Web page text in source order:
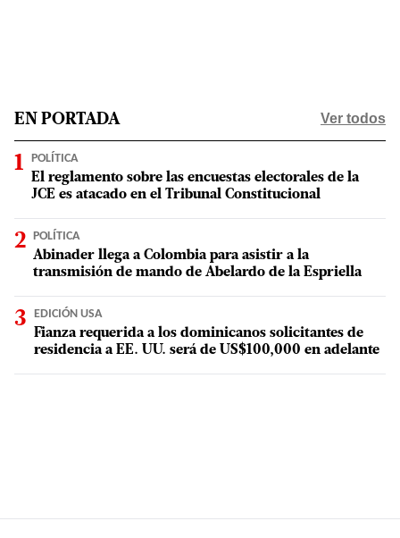
EN PORTADA Ver todos
POLÍTICA
El reglamento sobre las encuestas electorales de la
JCE es atacado en el Tribunal Constitucional
POLÍTICA
Abinader llega a Colombia para asistir a la
transmisión de mando de Abelardo de la Espriella
EDICIÓN USA
Fianza requerida a los dominicanos solicitantes de
residencia a EE. UU. será de US$100,000 en adelante